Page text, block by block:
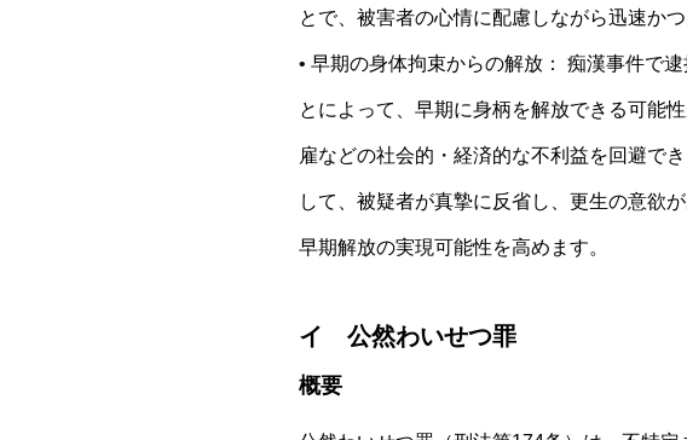
とで、被害者の心情に配慮しながら迅速か
• 早期の身体拘束からの解放： 痴漢事件で
とによって、早期に身柄を解放できる可能
雇などの社会的・経済的な不利益を回避で
して、被疑者が真摯に反省し、更生の意欲
早期解放の実現可能性を高めます。
イ 公然わいせつ罪
概要